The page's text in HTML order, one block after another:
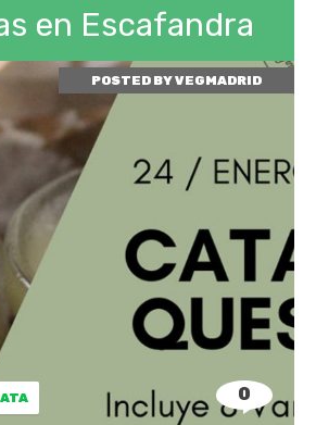
en Escafandra
POSTED BYVEGMADRID
0